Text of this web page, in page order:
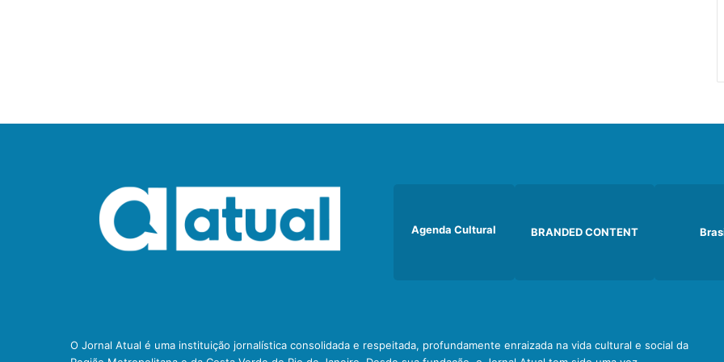
Agenda Cultural BRANDED CONTENT
O Jornal Atual é uma instituição jornalística consolidada e respeitada, profundamente enraizada na vida cultural e social da